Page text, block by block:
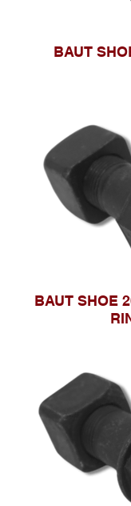
BAUT
BAUT SHOE